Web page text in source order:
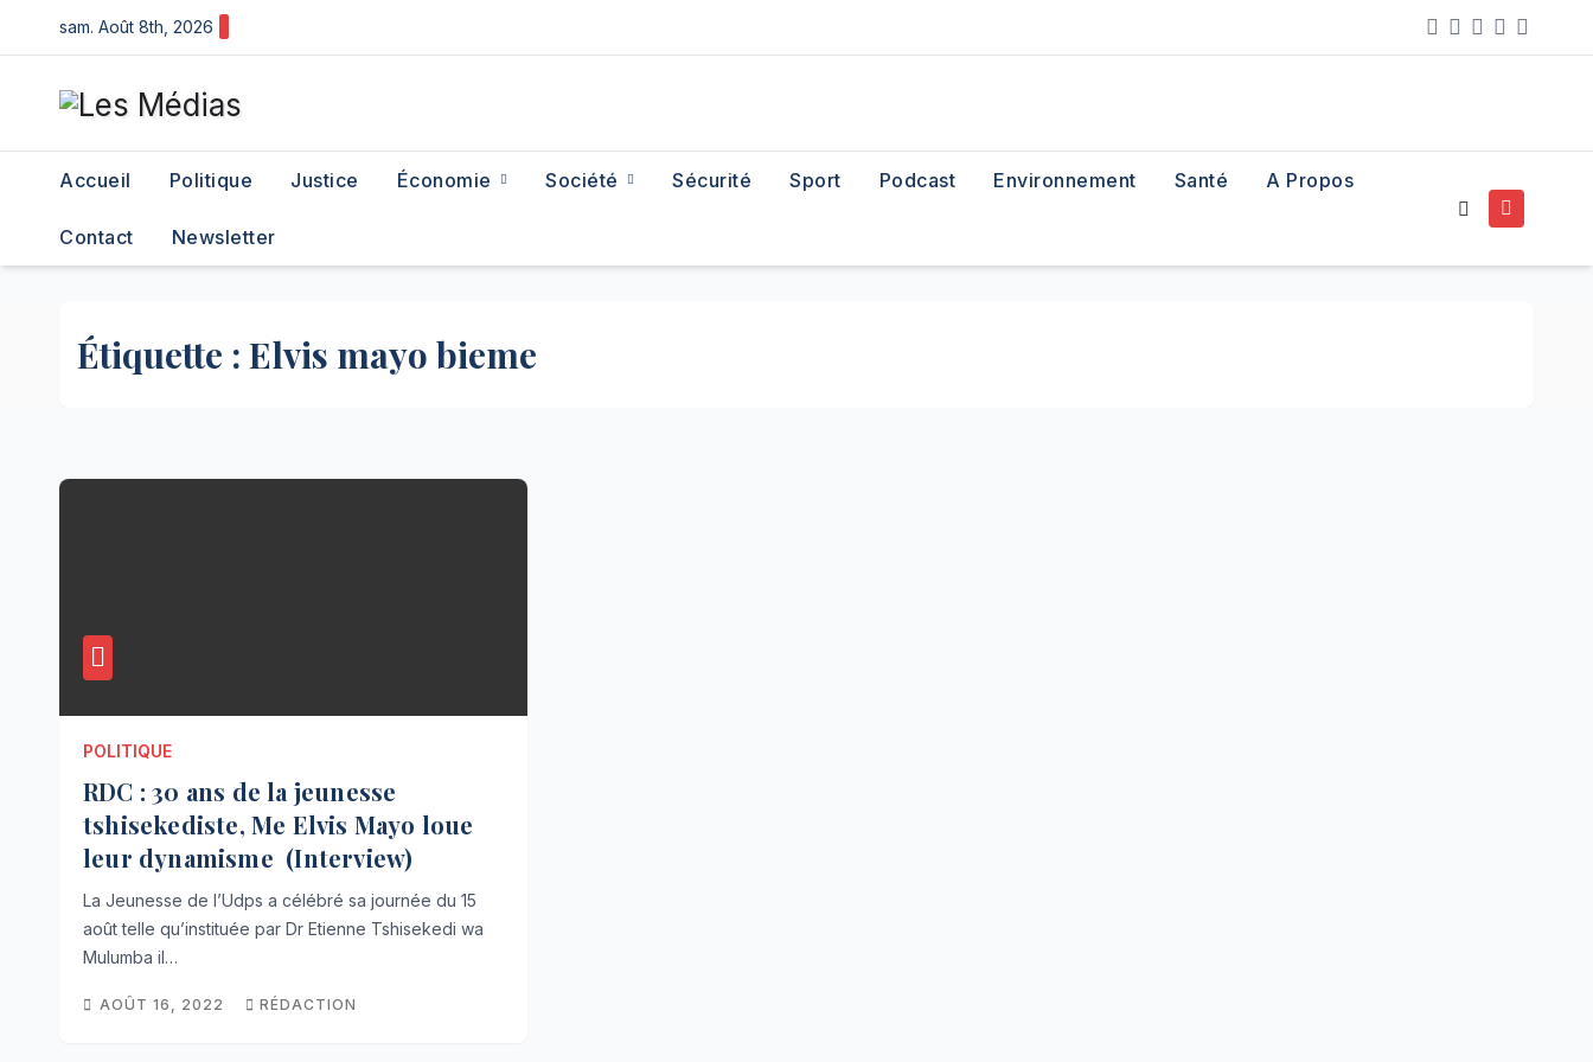
to
content
sam. Août 8th, 2026
Accueil Politique Justice Économie Société Sécurité Sport Podcast Environnement Santé A Propos
Contact Newsletter
Étiquette : Elvis mayo bieme
POLITIQUE
RDC : 30 ans de la jeunesse
tshisekediste, Me Elvis Mayo loue
leur dynamisme (Interview)
La Jeunesse de l’Udps a célébré sa journée du 15
août telle qu’instituée par Dr Etienne Tshisekedi wa
Mulumba il…
AOÛT 16, 2022 RÉDACTION